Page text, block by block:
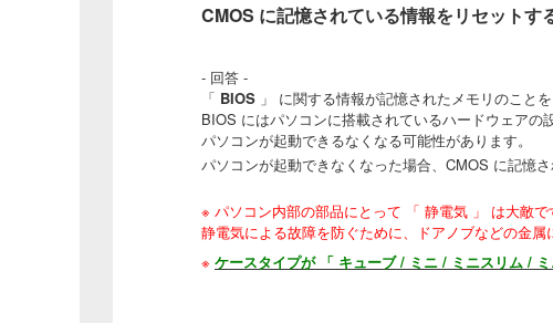
CMOS に記憶されている情報をリセット
- 回答 -
「 BIOS 」 に関する情報が記憶されたメモリのこと
BIOS にはパソコンに搭載されているハードウェアの
パソコンが起動できるなくなる可能性があります。
パソコンが起動できなくなった場合、CMOS に記憶
※ パソコン内部の部品にとって 「 静電気 」 は大敵で
静電気による故障を防ぐために、ドアノブなどの金
※ ケースタイプが 「 キューブ / ミニ / ミニスリム / ミ